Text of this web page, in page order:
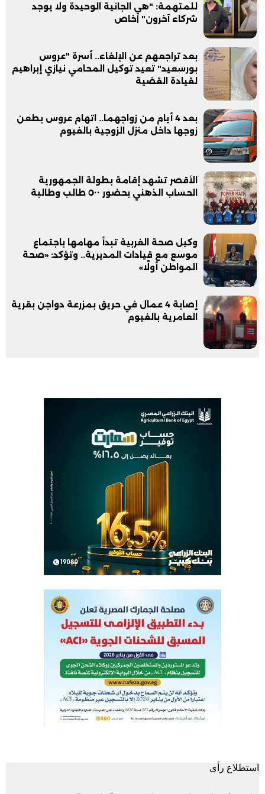
للمتهمة: "هي الجانية الوحيدة ولا يوجد
شركاء آخرون" |خاص
بعد تراجعهم عن الإلغاء.. أسرة "عروس
بورسعيد" تعيد توكيل المحامي نيازي إبراهيم
لقيادة القضية
بعد 4 أيام من زواجهما.. اتهام عروس بطعن
زوجها داخل منزل الزوجية بالفيوم
الأقصر تشهد إقامة بطولة الجمهورية
الحساب الذهني بحضور ٥٠٠ طالب وطالبة
وكيل صحة الغربية تبدأ مهامها باجتماع
موسع مع قيادات المديرية.. وتؤكد: «صحة
المواطن أولًا»
إصابة 4 عمال في حريق بمزرعة دواجن بقرية
العامرية بالفيوم
استطلاع رأى